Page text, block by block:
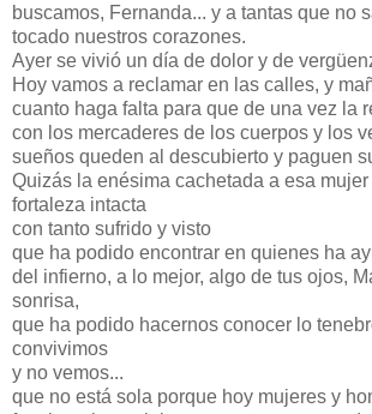
buscamos, Fernanda... y a tantas que no
tocado nuestros corazones.
Ayer se vivió un día de dolor y de
Hoy vamos a reclamar en las calles, y
cuanto haga falta para que de una vez la
con los mercaderes de los cuerpos y los
sueños queden al descubierto y paguen
Quizás la enésima cachetada a esa
fortaleza intacta
con tanto sufrido y visto
que ha podido encontrar en quienes ha
del infierno, a lo mejor, algo de tus ojos,
sonrisa,
que ha podido hacernos conocer lo
convivimos
y no vemos...
que no está sola porque hoy mujeres y